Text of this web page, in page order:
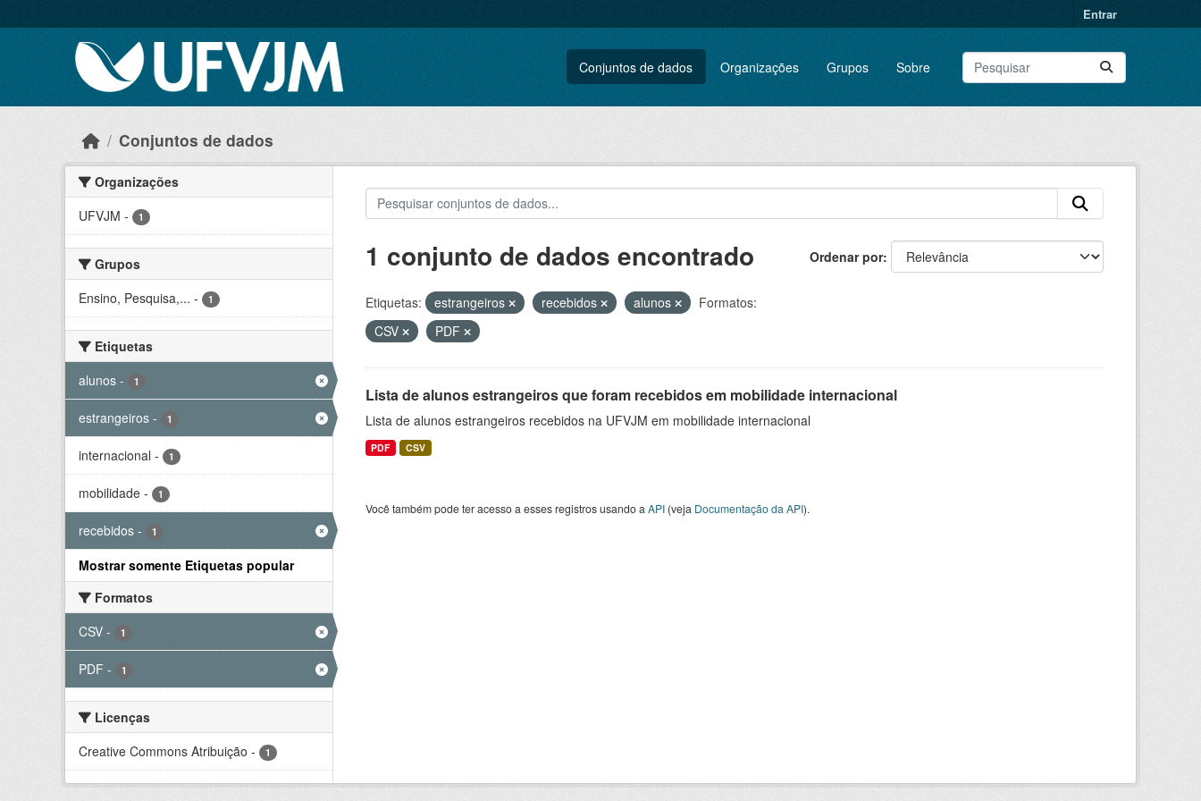
Entrar
Conjuntos de dados Organizações Grupos Sobre
Conjuntos de dados
Organizações
UFVJM - 1
Grupos
Ensino, Pesquisa,... - 1
Etiquetas
alunos - 1
estrangeiros - 1
internacional - 1
mobilidade - 1
recebidos - 1
Mostrar somente Etiquetas popular
Formatos
CSV - 1
PDF - 1
Licenças
Creative Commons Atribuição - 1
Ordenar por
1 conjunto de dados encontrado
Etiquetas: estrangeiros recebidos alunos
Formatos:
CSV
PDF
Lista de alunos estrangeiros que foram recebidos em mobilidade internacional
Lista de alunos estrangeiros recebidos na UFVJM em mobilidade internacional
PDF CSV
Você também pode ter acesso a esses registros usando a API(veja Documentação da API).